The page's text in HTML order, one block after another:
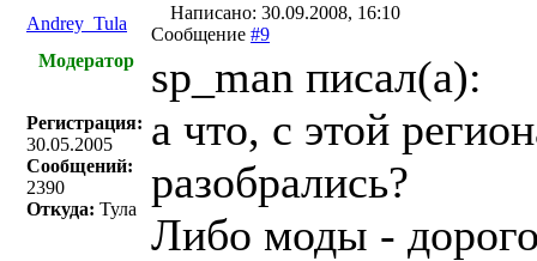
Andrey_Tula
Написано: 30.09.2008, 16:10
Сообщение #9
Модератор
Регистрация:
30.05.2005
Сообщений:
2390
Откуда: Тула
sp_man писал(a):
а что, с этой
разобрались?
Либо моды -